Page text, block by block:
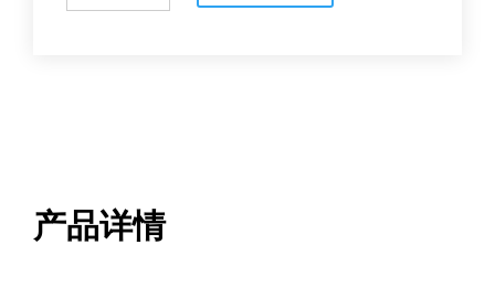
产品详情